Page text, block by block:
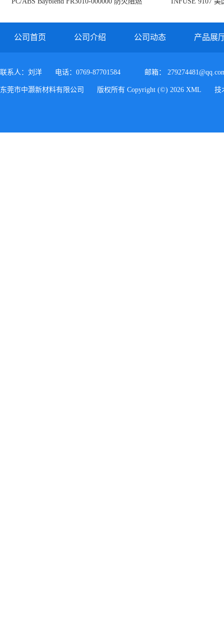
公司首页 公司介绍 公司动态 产品展
联系人：刘洋 电话：0769-87701584 邮箱：
东莞市中灏新材料有限公司 版权所有 Copyright (©) 2026 XML 技